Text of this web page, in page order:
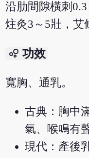
沿肋間隙橫刺
炷灸3～5壯，艾
bubble_chart 功效
寬胸、通乳。
古典：胸中
氣、喉鳴有
現代：產後